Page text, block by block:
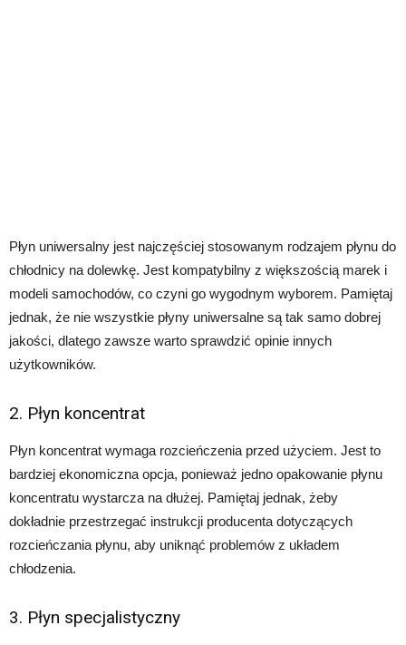
Płyn uniwersalny jest najczęściej stosowanym rodzajem płynu do
chłodnicy na dolewkę. Jest kompatybilny z większością marek i
modeli samochodów, co czyni go wygodnym wyborem. Pamiętaj
jednak, że nie wszystkie płyny uniwersalne są tak samo dobrej
jakości, dlatego zawsze warto sprawdzić opinie innych
użytkowników.
2. Płyn koncentrat
Płyn koncentrat wymaga rozcieńczenia przed użyciem. Jest to
bardziej ekonomiczna opcja, ponieważ jedno opakowanie płynu
koncentratu wystarcza na dłużej. Pamiętaj jednak, żeby
dokładnie przestrzegać instrukcji producenta dotyczących
rozcieńczania płynu, aby uniknąć problemów z układem
chłodzenia.
3. Płyn specjalistyczny